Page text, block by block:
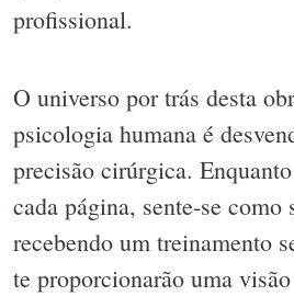
profissional.
O universo por trás desta
psicologia humana é
precisão cirúrgica.
cada página, sente-se como
recebendo um treinamento
te proporcionarão uma